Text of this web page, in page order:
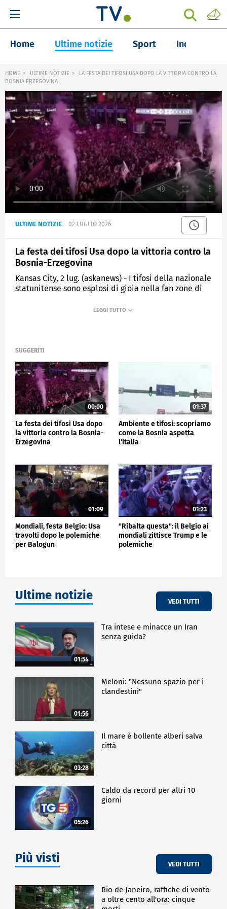
Home Ultime notizie Sport Inchieste
HOME ULTIME NOTIZIE
LA FESTA DEI TIFOSI USA DOPO LA VITTORIA CONTRO LA
BOSNIA ERZEGOVINA
ULTIME NOTIZIE 02 LUGLIO 2026
La festa dei tifosi Usa dopo la vittoria contro la
Bosnia-Erzegovina
Kansas City, 2 lug. (askanews) - I tifosi della nazionale
statunitense sono esplosi di gioia nella fan zone di
dei Mondiali si è qualificata agli ottavi di finale del
Malik Tillman ha siglato la vittoria con un gol su
SPORT
SUGGERITI
00:00
La festa dei tifosi Usa dopo
la vittoria contro la Bosnia-
Erzegovina
01:37
Ambiente e tifosi: scopriamo
come la Bosnia aspetta
l'Italia
01:09
Mondiali, festa Belgio: Usa
travolti dopo le polemiche
per Balogun
01:23
"Ribalta questa": il Belgio ai
mondiali zittisce Trump e le
polemiche
Ultime notizie VEDI TUTTI
01:54
Tra intese e minacce un Iran
senza guida?
01:56
Meloni: "Nessuno spazio per i
clandestini"
03:28
Il mare è bollente alberi salva
città
05:26
Caldo da record per altri 10
giorni
Più visti VEDI TUTTI
Rio de Janeiro, raffiche di vento
a oltre cento all'ora: cinque